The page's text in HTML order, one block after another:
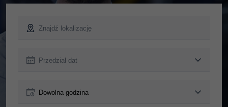
Serwis klimatyzacji
Wymiana akumulatora